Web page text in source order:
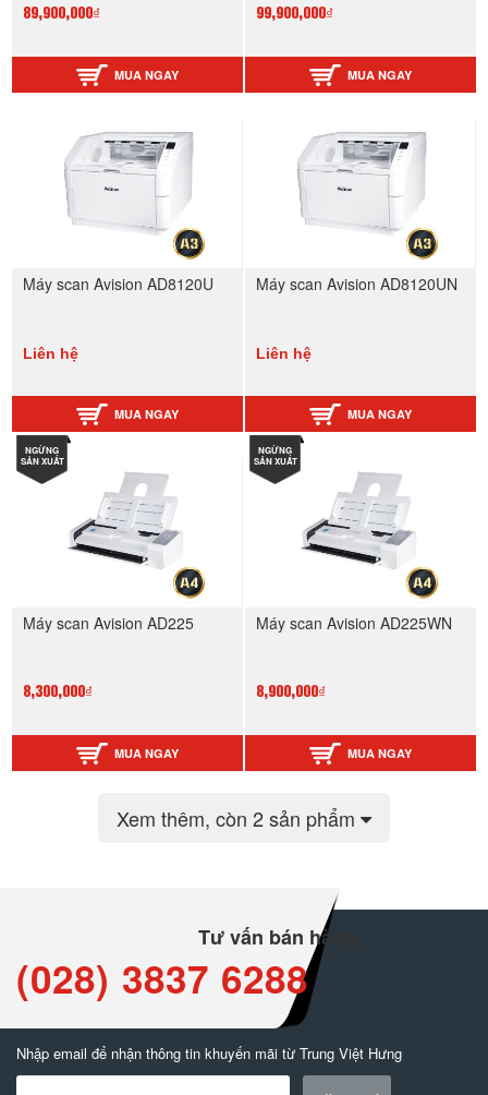
89,900,000₫
MUA NGAY
99,900,000₫
MUA NGAY
Máy scan Avision AD8120U
Liên hệ
MUA NGAY
Máy scan Avision AD8120UN
Liên hệ
MUA NGAY
NGỪNG
SẢN XUẤT
Máy scan Avision AD225
8,300,000₫
MUA NGAY
NGỪNG
SẢN XUẤT
Máy scan Avision AD225WN
8,900,000₫
MUA NGAY
Xem thêm, còn 2 sản phẩm
Tư vấn bán hàng
(028) 3837 6288
Nhập email để nhận thông tin khuyến mãi từ Trung Việt Hưng